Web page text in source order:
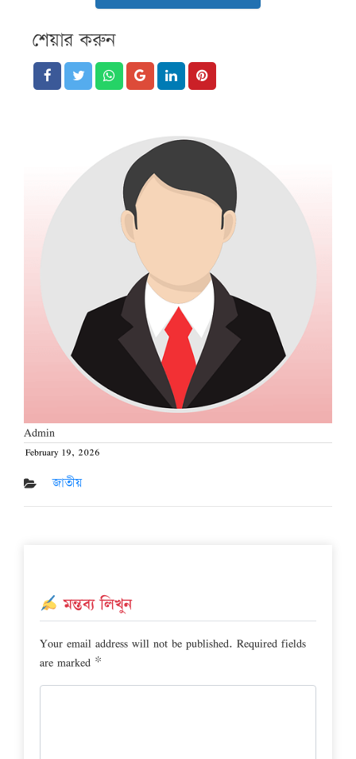
শেয়ার করুন
Admin
Posted
on
February 19, 2026
জাতীয়
মন্তব্য লিখুন
Your email address will not be published. Required fields
are marked *